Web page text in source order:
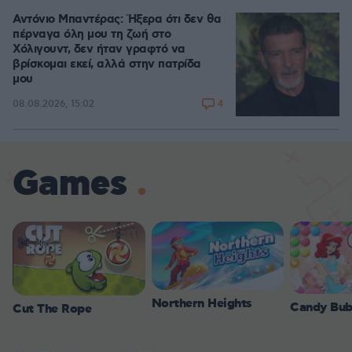
Αντόνιο Μπαντέρας: Ήξερα ότι δεν θα
πέρναγα όλη μου τη ζωή στο
Χόλιγουντ, δεν ήταν γραφτό να
βρίσκομαι εκεί, αλλά στην πατρίδα
μου
08.08.2026, 15:02 4
Games
Cut The Rope Northern Heights Candy